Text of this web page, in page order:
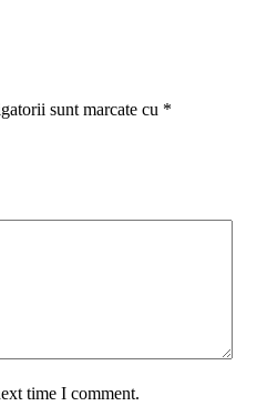
sunt marcate cu *
time I comment.